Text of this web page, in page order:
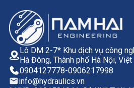
Lô DM 2-7* Khu dịch vụ công
Hà Đông, Thành phố Hà Nội, Việt
0904127778-0906217998
info@hydraulics.vn